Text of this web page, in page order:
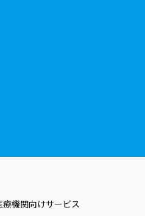
療機関向けサービス